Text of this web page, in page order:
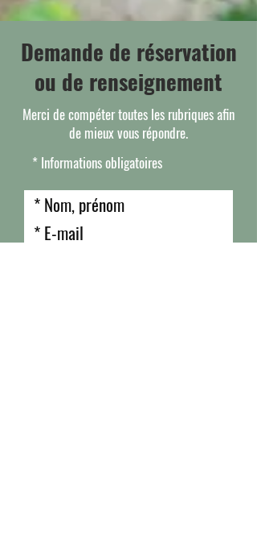
Demande de réservation
ou de renseignement
Merci de compéter toutes les rubriques afin
de mieux vous répondre.
* Informationsobligatoires